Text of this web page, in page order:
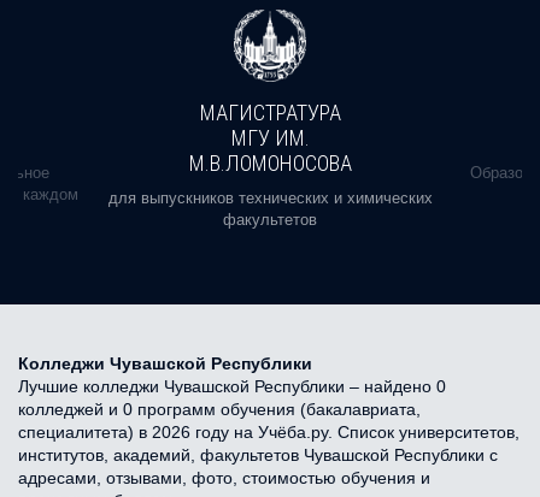
в каждом
МАГИСТРАТУРА
МГУ ИМ.
М.В.ЛОМОНОСОВА
для выпускников технических и химических
факультетов
Колледжи Чувашской Республики
Лучшие колледжи Чувашской Республики – найдено 0
колледжей и 0 программ обучения (бакалавриата,
специалитета) в 2026 году на Учёба.ру. Список университетов,
институтов, академий, факультетов Чувашской Республики с
адресами, отзывами, фото, стоимостью обучения и